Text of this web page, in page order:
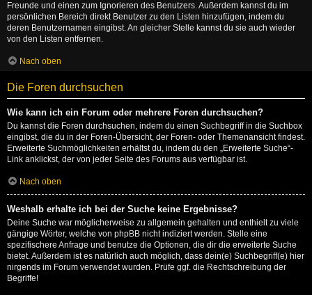
Freunde und einen zum Ignorieren des Benutzers. Außerdem kannst du im
persönlichen Bereich direkt Benutzer zu den Listen hinzufügen, indem du
deren Benutzernamen eingibst. An gleicher Stelle kannst du sie auch wieder
von den Listen entfernen.
Nach oben
Die Foren durchsuchen
Wie kann ich ein Forum oder mehrere Foren durchsuchen?
Du kannst die Foren durchsuchen, indem du einen Suchbegriff in die Suchbox
eingibst, die du in der Foren-Übersicht, der Foren- oder Themenansicht findest.
Erweiterte Suchmöglichkeiten erhältst du, indem du den „Erweiterte Suche“-
Link anklickst, der von jeder Seite des Forums aus verfügbar ist.
Nach oben
Weshalb erhalte ich bei der Suche keine Ergebnisse?
Deine Suche war möglicherweise zu allgemein gehalten und enthielt zu viele
gängige Wörter, welche von phpBB nicht indiziert werden. Stelle eine
spezifischere Anfrage und benutze die Optionen, die dir die erweiterte Suche
bietet. Außerdem ist es natürlich auch möglich, dass dein(e) Suchbegriff(e) hier
nirgends im Forum verwendet wurden. Prüfe ggf. die Rechtschreibung der
Begriffe!